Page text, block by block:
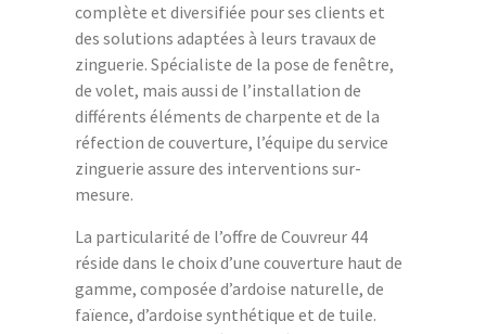
complète et diversifiée pour ses clients et
des solutions adaptées à leurs travaux de
zinguerie. Spécialiste de la pose de fenêtre,
de volet, mais aussi de l’installation de
différents éléments de charpente et de la
réfection de couverture, l’équipe du service
zinguerie assure des interventions sur-
mesure.
La particularité de l’offre de Couvreur 44
réside dans le choix d’une couverture haut de
gamme, composée d’ardoise naturelle, de
faïence, d’ardoise synthétique et de tuile.